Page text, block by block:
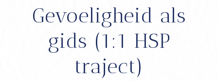
Gevoeligheid als
gids (1:1 HSP
traject)